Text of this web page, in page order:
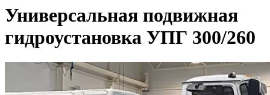
Универсальная подвижная
гидроустановка УПГ 300/260